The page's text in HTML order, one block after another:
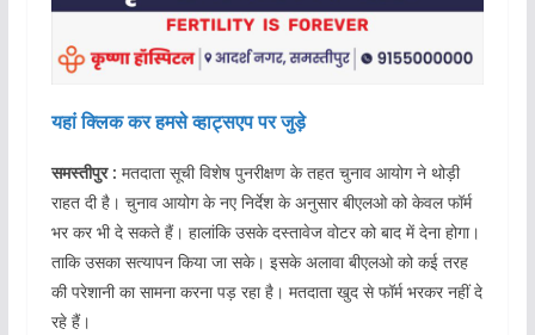
यहां क्लिक कर हमसे व्हाट्सएप पर जुड़े
समस्तीपुर : मतदाता सूची विशेष पुनरीक्षण के तहत चुनाव आयोग ने थोड़ी
राहत दी है। चुनाव आयोग के नए निर्देश के अनुसार बीएलओ को केवल फॉर्म
भर कर भी दे सकते हैं। हालांकि उसके दस्तावेज वोटर को बाद में देना होगा।
ताकि उसका सत्यापन किया जा सके। इसके अलावा बीएलओ को कई तरह
की परेशानी का सामना करना पड़ रहा है। मतदाता खुद से फॉर्म भरकर नहीं दे
रहे हैं।